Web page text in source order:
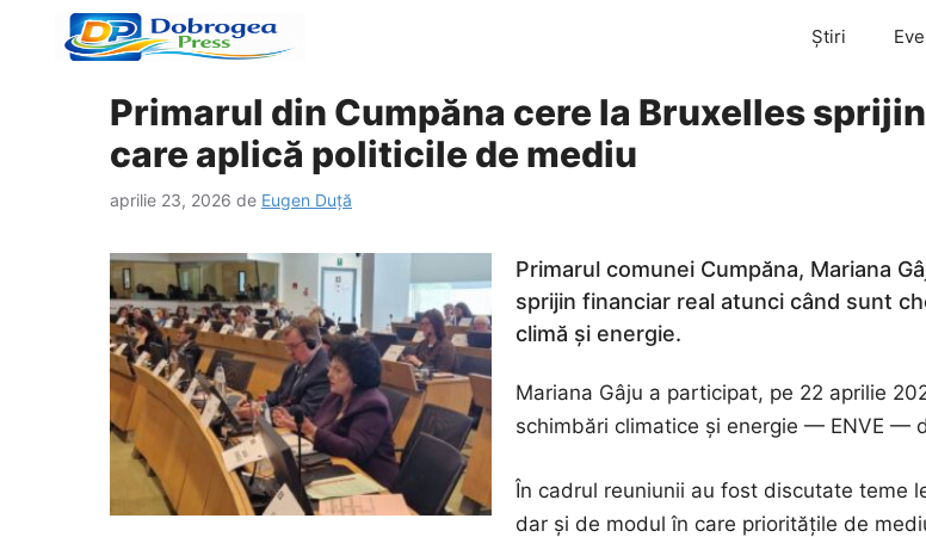
Știri
Primarul din Cumpăna cere la Bruxelles
care aplică politicile de mediu
aprilie 23, 2026 de Eugen Duță
Primarul comunei Cumpăna, Mariana
sprijin financiar real atunci când sunt
climă și energie.
Mariana Gâju a participat, pe 22 aprilie
schimbări climatice și energie — ENVE —
În cadrul reuniunii au fost discutate teme
dar și de modul în care prioritățile de